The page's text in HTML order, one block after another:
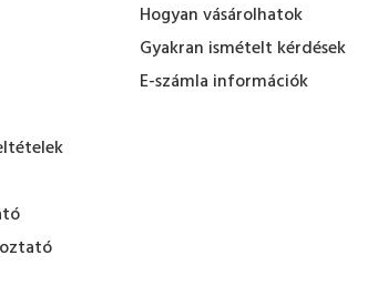
Hogyan vásárolhatok
Gyakran ismételt kérdések
E-számla információk